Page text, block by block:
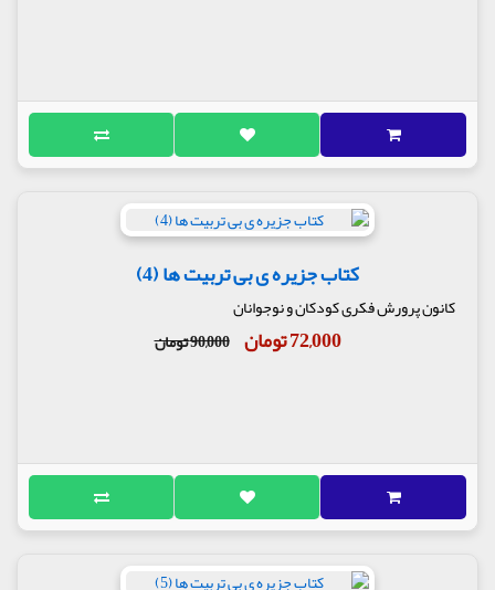
کتاب جزیره ی بی تربیت ها (4)
کانون پرورش فکری کودکان و نوجوانان
72,000 تومان 90,000 تومان